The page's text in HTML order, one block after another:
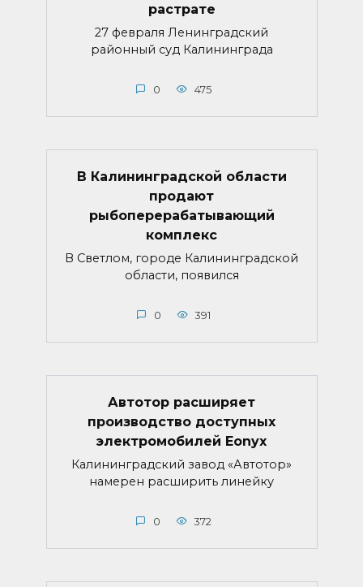
растрате
27 февраля Ленинградский
районный суд Калининграда
0 475
В Калининградской области
продают
рыбоперерабатывающий
комплекс
В Светлом, городе Калининградской
области, появился
0 391
Автотор расширяет
производство доступных
электромобилей Eonyx
Калининградский завод «Автотор»
намерен расширить линейку
0 372